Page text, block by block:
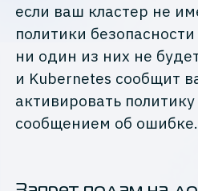
если ваш кластер не
политики
ни один из них не
и Kubernetes сообщит
активировать
сообщением об ошибке.